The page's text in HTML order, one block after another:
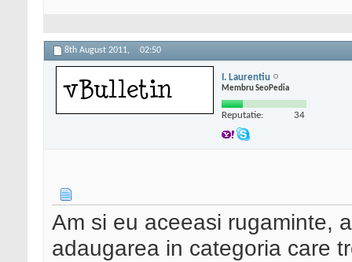
8th August 2011, 02:50
I. Laurentiu
Membru SeoPedia
Reputatie: 34
Am si eu aceeasi rugaminte,
adaugarea in categoria care